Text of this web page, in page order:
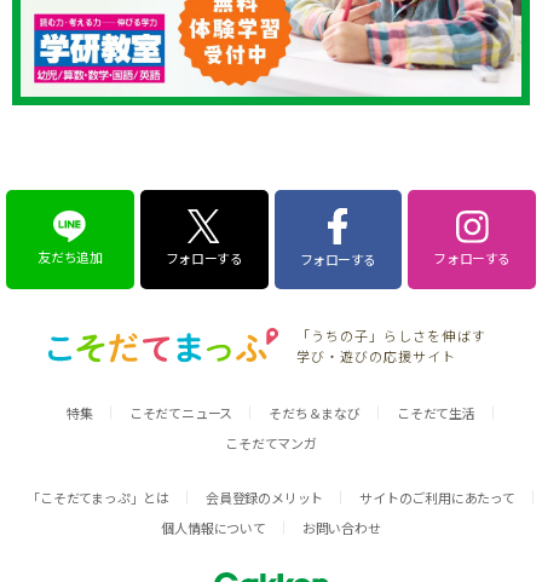
友だち追加 フォローする フォローする フォローする
「うちの子」らしさを伸ばす
学び・遊びの応援サイト
特集 こそだてニュース そだち＆まなび
こそだて生活
こそだてマンガ
「こそだてまっぷ」とは 会員登録のメリット
サイトのご利用にあたって
個人情報について
お問い合わせ